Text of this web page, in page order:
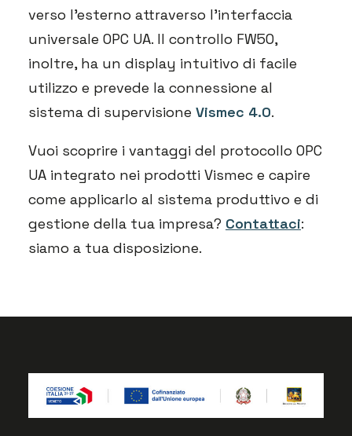
verso l’esterno attraverso l’interfaccia
universale OPC UA. Il controllo FW50,
inoltre, ha un display intuitivo di facile
utilizzo e prevede la connessione al
sistema di supervisione Vismec 4.0.
Vuoi scoprire i vantaggi del protocollo OPC
UA integrato nei prodotti Vismec e capire
come applicarlo al sistema produttivo e di
gestione della tua impresa? Contattaci:
siamo a tua disposizione.